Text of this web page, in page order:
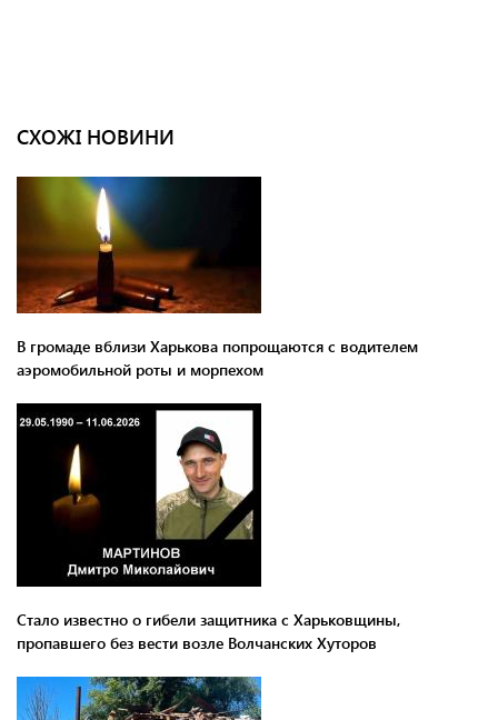
СХОЖІ НОВИНИ
В громаде вблизи Харькова попрощаются с водителем
аэромобильной роты и морпехом
Стало известно о гибели защитника с Харьковщины,
пропавшего без вести возле Волчанских Хуторов